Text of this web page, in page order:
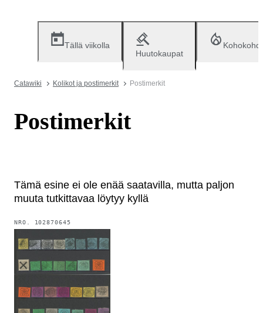
Tällä viikolla
Huutokaupat
Catawiki Kolikot ja postimerkit Postimerkit
Postimerkit
Tämä esine ei ole enää saatavilla, mutta paljon
muuta tutkittavaa löytyy kyllä
NRO. 102870645